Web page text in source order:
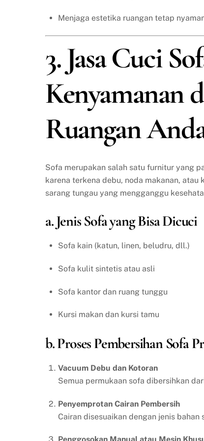
Menjaga estetika ruangan tetap
3. Jasa Cuci
Kenyamanan
Ruangan
Sofa merupakan salah satu furnitur yang
karena terkena debu, noda makanan,
sarang tungau yang mengganggu
a. Jenis Sofa yang Bisa Dicuci
Sofa kain (katun, linen, beludru, dll.)
Sofa kulit sintetis atau asli
Sofa kantor dan ruang tunggu
Kursi makan dan kursi tamu
b. Proses Pembersihan Sofa
Vacuum Debu dan Kotoran
Semua permukaan sofa dibersihkan
Penyemprotan Cairan Pembersih
Cairan disesuaikan dengan jenis